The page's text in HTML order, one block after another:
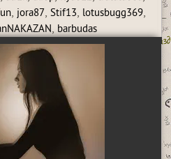
, jora87,Stif13, lotusbugg369,
, barbudas